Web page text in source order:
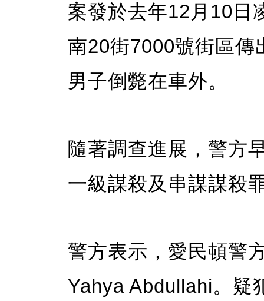
案發於去年12月10日
南20街7000號街區傳
男子倒斃在車外。
隨著調查進展，警方
一級謀殺及串謀謀殺
警方表示，愛民頓警
Yahya Abdullahi。疑